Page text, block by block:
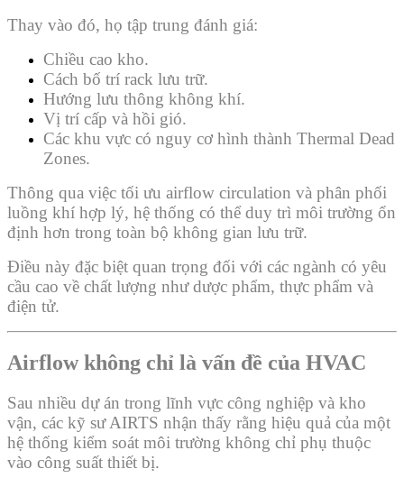
Thay vào đó, họ tập trung đánh giá:
Chiều cao kho.
Cách bố trí rack lưu trữ.
Hướng lưu thông không khí.
Vị trí cấp và hồi gió.
Các khu vực có nguy cơ hình thành Thermal Dead
Zones.
Thông qua việc tối ưu airflow circulation và phân phối
luồng khí hợp lý, hệ thống có thể duy trì môi trường ổn
định hơn trong toàn bộ không gian lưu trữ.
Điều này đặc biệt quan trọng đối với các ngành có yêu
cầu cao về chất lượng như dược phẩm, thực phẩm và
điện tử.
Airflow không chỉ là vấn đề của HVAC
Sau nhiều dự án trong lĩnh vực công nghiệp và kho
vận, các kỹ sư AIRTS nhận thấy rằng hiệu quả của một
hệ thống kiểm soát môi trường không chỉ phụ thuộc
vào công suất thiết bị.